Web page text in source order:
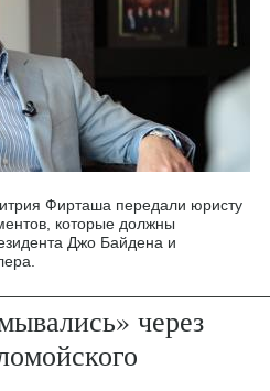
Фирташа передали юристу
которые должны
Джо Байдена и
через